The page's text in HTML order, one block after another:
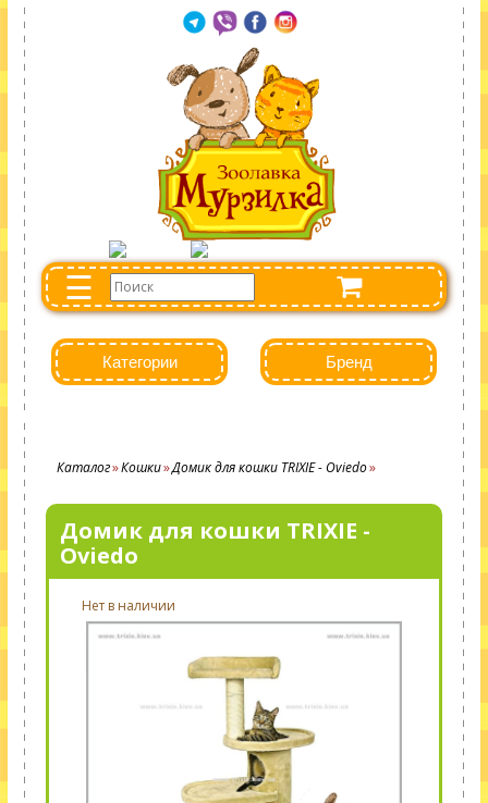
☰
Категории Бренд
Каталог Кошки Домик для кошки TRIXIE - Oviedo
Домик для кошки TRIXIE -
Oviedo
Нет в наличии